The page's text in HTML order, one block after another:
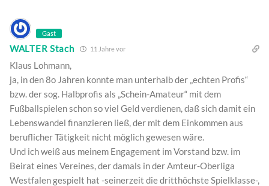
Gast
WALTER Stach 11 Jahre vor
Klaus Lohmann,
ja, in den 8o Jahren konnte man unterhalb der „echten Profis“
bzw. der sog. Halbprofis als „Schein-Amateur“ mit dem
Fußballspielen schon so viel Geld verdienen, daß sich damit ein
Lebenswandel finanzieren ließ, der mit dem Einkommen aus
beruflicher Tätigkeit nicht möglich gewesen wäre.
Und ich weiß aus meinem Engagement im Vorstand bzw. im
Beirat eines Vereines, der damals in der Amteur-Oberliga
Westfalen gespielt hat -seinerzeit die dritthöchste Spielklasse-,